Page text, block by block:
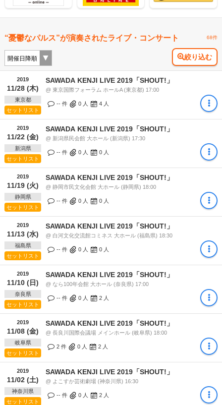
“憂鬱なパルス”が演奏されたライブ・コンサート 68件
絞り込む
2019
11/28 (木)
東京都
セットリスト
SAWADA KENJI LIVE 2019「SHOUT!」
@ 東京国際フォーラム ホールA (東京都) 17:00
-- 件 0 人 4 人
2019
11/22 (金)
新潟県
セットリスト
SAWADA KENJI LIVE 2019「SHOUT!」
@ 新潟県民会館 大ホール (新潟県) 17:30
-- 件 0 人 0 人
2019
11/19 (火)
静岡県
セットリスト
SAWADA KENJI LIVE 2019「SHOUT!」
@ 静岡市民文化会館 大ホール (静岡県) 18:00
-- 件 0 人 0 人
2019
11/13 (水)
福島県
セットリスト
SAWADA KENJI LIVE 2019「SHOUT!」
@ 白河文化交流館コミネス 大ホール (福島県) 18:30
-- 件 0 人 0 人
2019
11/10 (日)
奈良県
セットリスト
SAWADA KENJI LIVE 2019「SHOUT!」
@ なら100年会館 大ホール (奈良県) 17:00
-- 件 0 人 2 人
2019
11/08 (金)
岐阜県
セットリスト
SAWADA KENJI LIVE 2019「SHOUT!」
@ 長良川国際会議場 メインホール (岐阜県) 18:00
2 件 0 人 2 人
2019
11/02 (土)
神奈川県
セットリスト
SAWADA KENJI LIVE 2019「SHOUT!」
@ よこすか芸術劇場 (神奈川県) 16:30
-- 件 0 人 2 人